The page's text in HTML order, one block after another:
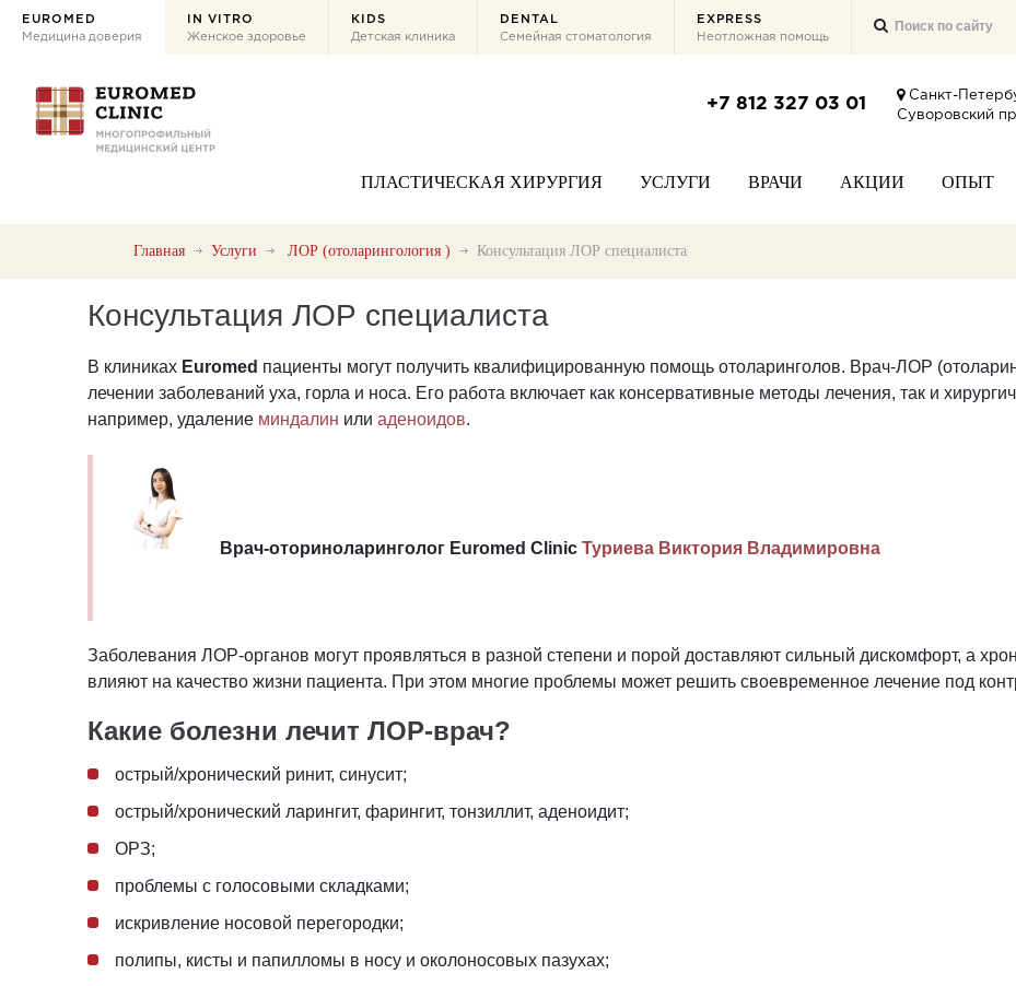
EUROMED
Медицина доверия
IN VITRO
Женское здоровье
KIDS
Детская клиника
DENTAL
Семейная стоматология
EXPRESS
Неотложная помощь
+7 812 327 03 01
Санкт-
Суворовский
ПЛАСТИЧЕСКАЯ ХИРУРГИЯ УСЛУГИ ВРАЧИ АКЦИИ ОПЫТ
Главная Услуги ЛОР (отоларингология ) Консультация ЛОР специалиста
Консультация ЛОР специалиста
В клиниках Euromed пациенты могут получить квалифицированную помощь отоларинголов. Врач-ЛОР
лечении заболеваний уха, горла и носа. Его работа включает как консервативные методы лечения, так и
например, удаление миндалин или аденоидов.
Врач-оториноларинголог Euromed Clinic Туриева Виктория Владимировна
Заболевания ЛОР-органов могут проявляться в разной степени и порой доставляют сильный дискомфорт, а
влияют на качество жизни пациента. При этом многие проблемы может решить своевременное лечение под
Какие болезни лечит ЛОР-врач?
острый/хронический ринит, синусит;
острый/хронический ларингит, фарингит, тонзиллит, аденоидит;
ОРЗ;
проблемы с голосовыми складками;
искривление носовой перегородки;
полипы, кисты и папилломы в носу и околоносовых пазухах;